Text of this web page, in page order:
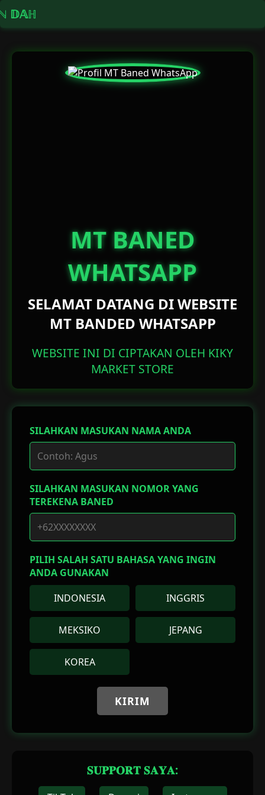
𝔻𝔸ℍ
MT BANED
WHATSAPP
SELAMAT DATANG DI WEBSITE
MT BANDED WHATSAPP
WEBSITE INI DI CIPTAKAN OLEH KIKY
MARKET STORE
SILAHKAN MASUKAN NAMA ANDA
SILAHKAN MASUKAN NOMOR YANG
TEREKENA BANED
PILIH SALAH SATU BAHASA YANG INGIN
ANDA GUNAKAN
INDONESIA
INGGRIS
MEKSIKO JEPANG
KOREA
KIRIM
𝐒𝐔𝐏𝐏𝐎𝐑𝐓 𝐒𝐀𝐘𝐀: